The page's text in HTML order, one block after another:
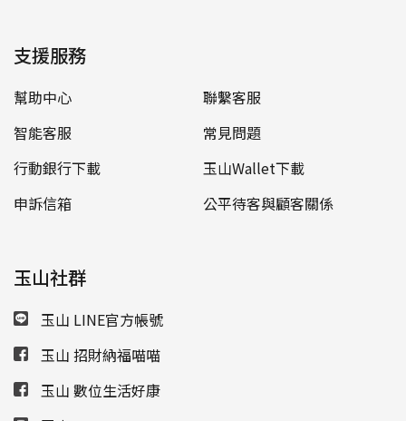
支援服務
幫助中心
聯繫客服
智能客服
常見問題
行動銀行下載
玉山Wallet下載
申訴信箱
公平待客與顧客關係
玉山社群
玉山 LINE官方帳號
玉山 招財納福喵喵
玉山 數位生活好康